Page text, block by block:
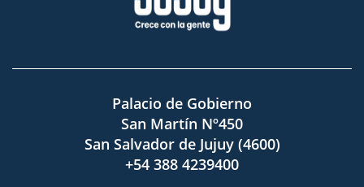
Palacio de Gobierno
San Martín Nº450
San Salvador de Jujuy (4600)
+54 388 4239400